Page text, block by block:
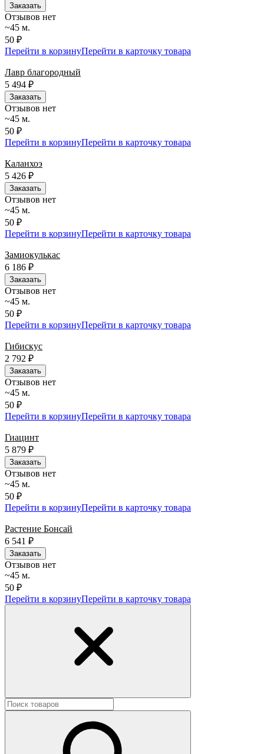
Заказать
Отзывов нет
~45 м.
50 ₽
Перейти в корзинуПерейти в карточку товара
Лавр благородный
5 494 ₽
Заказать
Отзывов нет
~45 м.
50 ₽
Перейти в корзинуПерейти в карточку товара
Каланхоэ
5 426 ₽
Заказать
Отзывов нет
~45 м.
50 ₽
Перейти в корзинуПерейти в карточку товара
Замиокулькас
6 186 ₽
Заказать
Отзывов нет
~45 м.
50 ₽
Перейти в корзинуПерейти в карточку товара
Гибискус
2 792 ₽
Заказать
Отзывов нет
~45 м.
50 ₽
Перейти в корзинуПерейти в карточку товара
Гиацинт
5 879 ₽
Заказать
Отзывов нет
~45 м.
50 ₽
Перейти в корзинуПерейти в карточку товара
Растение Бонсай
6 541
₽
Заказать
Отзывов нет
~45 м.
50 ₽
Перейти в корзинуПерейти в карточку товара